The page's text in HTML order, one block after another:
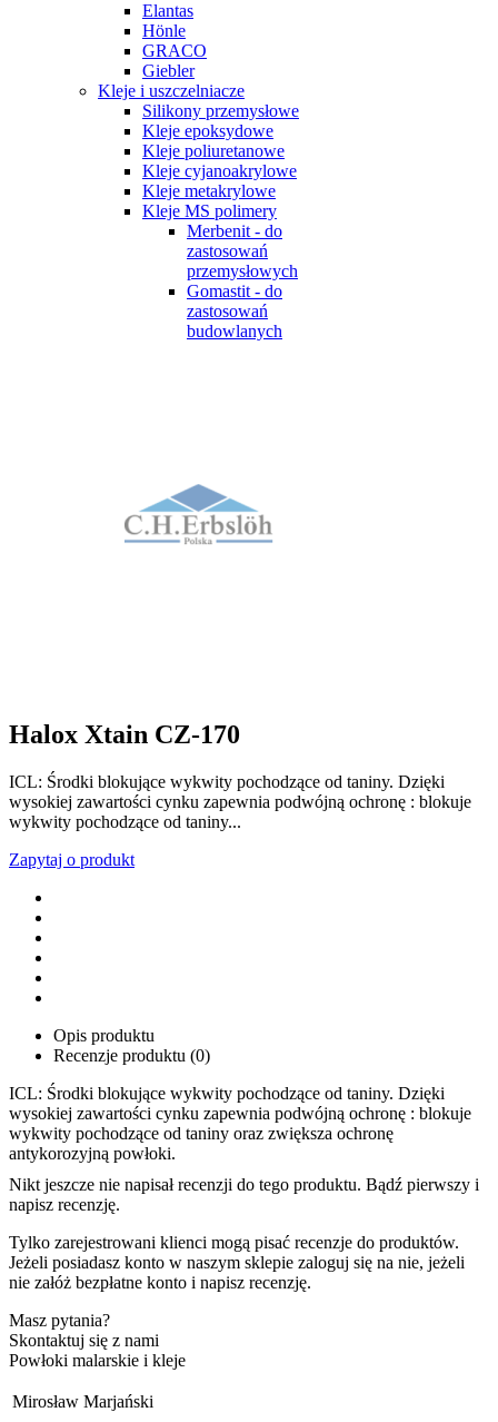
Elantas
Hönle
GRACO
Giebler
Kleje i uszczelniacze
Silikony przemysłowe
Kleje epoksydowe
Kleje poliuretanowe
Kleje cyjanoakrylowe
Kleje metakrylowe
Kleje MS polimery
Merbenit - do
zastosowań
przemysłowych
Gomastit - do
zastosowań
budowlanych
Halox Xtain CZ-170
ICL: Środki blokujące wykwity pochodzące od taniny. Dzięki
wysokiej zawartości cynku zapewnia podwójną ochronę : blokuje
wykwity pochodzące od taniny...
Zapytaj o produkt
Opis produktu
Recenzje produktu (0)
ICL: Środki blokujące wykwity pochodzące od taniny. Dzięki
wysokiej zawartości cynku zapewnia podwójną ochronę : blokuje
wykwity pochodzące od taniny oraz zwiększa ochronę
antykorozyjną powłoki.
Nikt jeszcze nie napisał recenzji do tego produktu. Bądź pierwszy i
napisz recenzję.
Tylko zarejestrowani klienci mogą pisać recenzje do produktów.
Jeżeli posiadasz konto w naszym sklepie zaloguj się na nie, jeżeli
nie załóż bezpłatne konto i napisz recenzję.
Masz pytania?
Skontaktuj się z nami
Powłoki malarskie i kleje
Mirosław Marjański